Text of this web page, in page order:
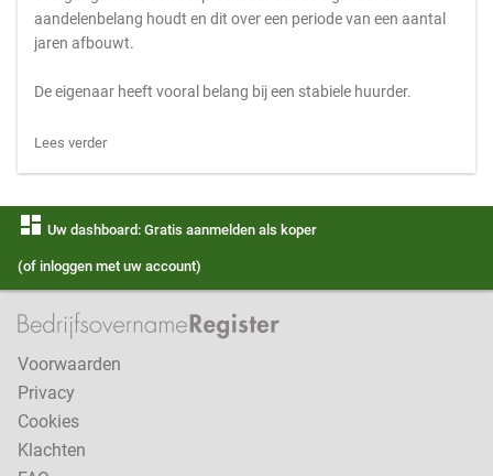
aandelenbelang houdt en dit over een periode van een aantal
jaren afbouwt.
De eigenaar heeft vooral belang bij een stabiele huurder.
Lees verder
dashboard Uw dashboard: Gratis aanmelden als koper
(of inloggen met uw account)
Voorwaarden
Privacy
Cookies
Klachten